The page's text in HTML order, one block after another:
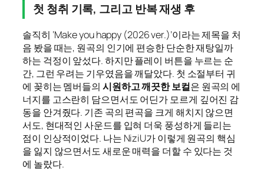
첫 청취 기록, 그리고 반복 재생 후
솔직히 ‘Make you happy (2026 ver.)’이라는 제목을 처
음 봤을 때는, 원곡의 인기에 편승한 단순한 재탕일까
하는 걱정이 앞섰다. 하지만 플레이 버튼을 누르는 순
간, 그런 우려는 기우였음을 깨달았다. 첫 소절부터 귀
에 꽂히는 멤버들의 시원하고 깨끗한 보컬은 원곡의 에
너지를 고스란히 담으면서도 어딘가 모르게 깊어진 감
동을 안겨줬다. 기존 곡의 편곡을 크게 해치지 않으면
서도, 현대적인 사운드를 입혀 더욱 풍성하게 들리는
점이 인상적이었다. 나는 NiziU가 이렇게 원곡의 핵심
을 잃지 않으면서도 새로운 매력을 더할 수 있다는 것
에 놀랐다.